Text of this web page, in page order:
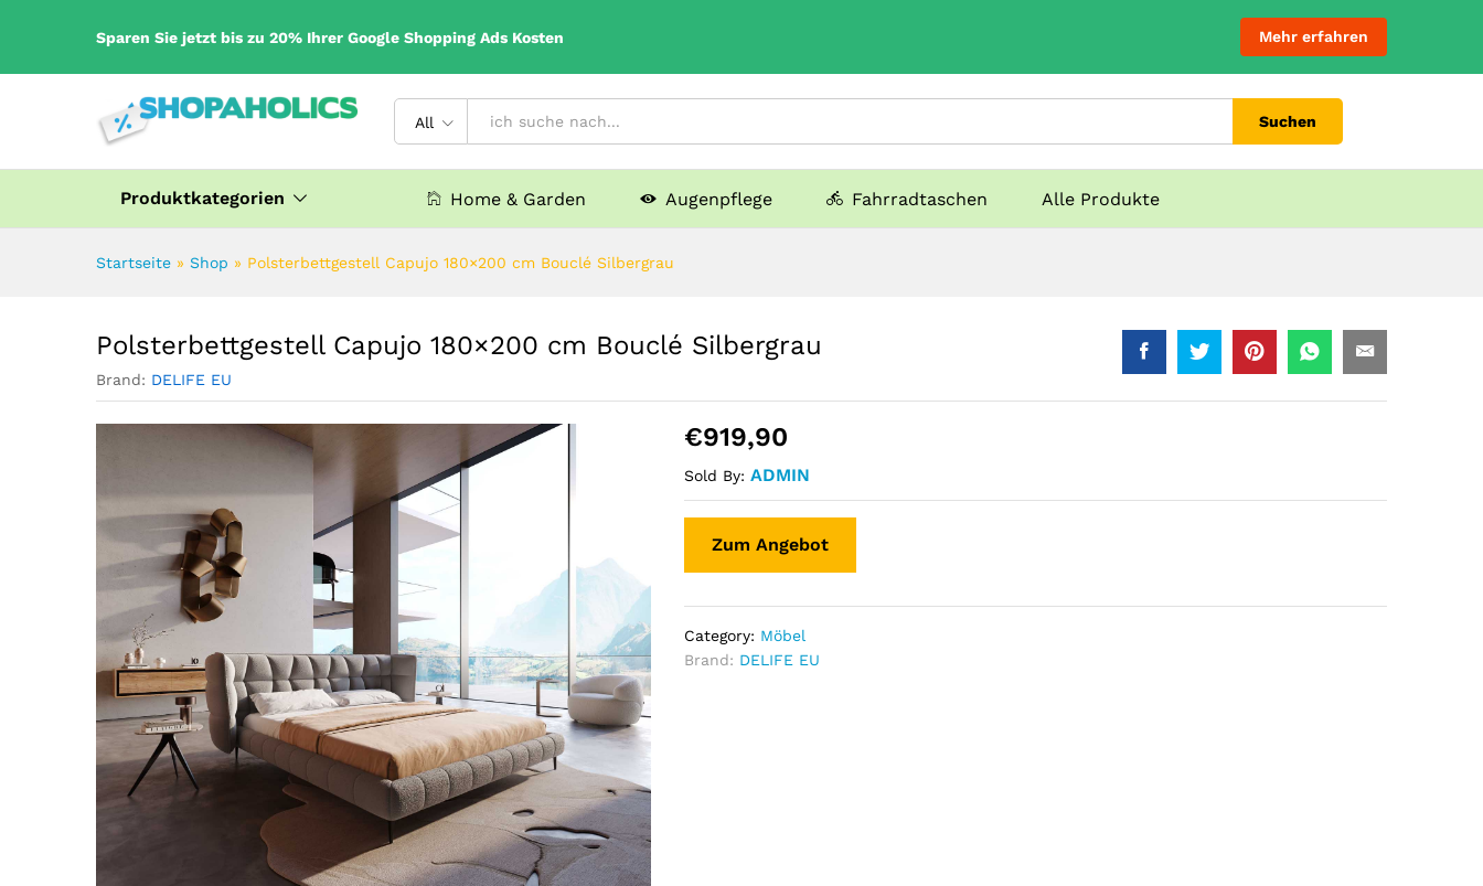
Sparen Sie jetzt bis zu 20% Ihrer Google Shopping Ads Kosten Mehr erfahren
All Suchen
Produktkategorien Home & Garden Augenpflege Fahrradtaschen Alle Produkte
Startseite » Shop » Polsterbettgestell Capujo 180×200 cm Bouclé Silbergrau
Polsterbettgestell Capujo 180×200 cm Bouclé Silbergrau
Brand: DELIFE EU
€919,90
Sold By:ADMIN
Zum Angebot
Category: Möbel
Brand: DELIFE EU